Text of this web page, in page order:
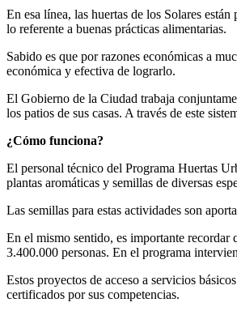
En esa línea, las huertas de los Solares
lo referente a buenas prácticas alimentarias.
Sabido es que por razones económicas a
económica y efectiva de lograrlo.
El Gobierno de la Ciudad trabaja
los patios de sus casas. A través de este
¿Cómo funciona?
El personal técnico del Programa Huertas
plantas aromáticas y semillas de diversas
Las semillas para estas actividades son
En el mismo sentido, es importante
3.400.000 personas. En el programa
Estos proyectos de acceso a servicios
certificados por sus competencias.